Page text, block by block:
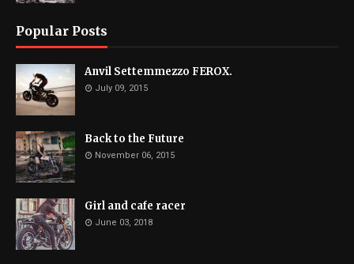
Popular Posts
Anvil Settemmezzo FEROX.
July 09, 2015
Back to the Future
November 06, 2015
Girl and cafe racer
June 03, 2018